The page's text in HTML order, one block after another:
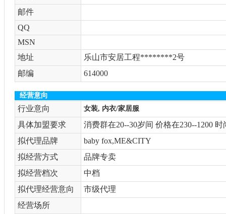
邮件
QQ
MSN
地址
乐山市安居工程********2号
邮编
614000
经营意向
行业意向 女装, 内衣/家居服
具体加盟要求
消费群在20--30岁间 价格在230--1200
拟代理品牌
baby fox,ME&CITY
拟经营方式
品牌专卖
拟经营档次
中档
拟代理经营意向
市级代理
经营场所